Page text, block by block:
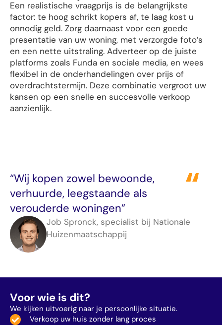
Een realistische vraagprijs is de belangrijkste
factor: te hoog schrikt kopers af, te laag kost u
onnodig geld. Zorg daarnaast voor een goede
presentatie van uw woning, met verzorgde foto’s
en een nette uitstraling. Adverteer op de juiste
platforms zoals Funda en sociale media, en wees
flexibel in de onderhandelingen over prijs of
overdrachtstermijn. Deze combinatie vergroot uw
kansen op een snelle en succesvolle verkoop
aanzienlijk.
“Wij kopen zowel bewoonde,
verhuurde, leegstaande als
verouderde woningen”
Job Spronck, specialist bij Nationale
Huizenmaatschappij
Voor wie is dit?
We kijken uitvoerig naar je persoonlijke situatie.
Verkoop uw huis zonder lang proces